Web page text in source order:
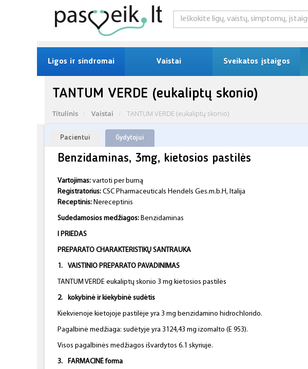
Ligos ir sindromai Vaistai Sveikatos įstaigos
TANTUM VERDE (eukaliptų skonio)
Titulinis Vaistai TANTUM VERDE (eukaliptų skonio)
Pacientui Gydytojui
Benzidaminas, 3mg, kietosios pastilės
Vartojimas: vartoti per burną
Registratorius: CSC Pharmaceuticals Hendels Ges.m.b.H, Italija
Receptinis: Nereceptinis
Sudedamosios medžiagos: Benzidaminas
I PRIEDAS
PREPARATO CHARAKTERISTIKŲ SANTRAUKA
1. VAISTINIO PREPARATO PAVADINIMAS
TANTUM VERDE eukaliptų skonio 3 mg kietosios pastilės
2. kokybinė ir kiekybinė sudėtis
Kiekvienoje kietojoje pastilėje yra 3 mg benzidamino hidrochlorido.
Pagalbinė medžiaga: sudėtyje yra 3124,43 mg izomalto (E 953).
Visos pagalbinės medžiagos išvardytos 6.1 skyriuje.
3. FARMACINĖ forma